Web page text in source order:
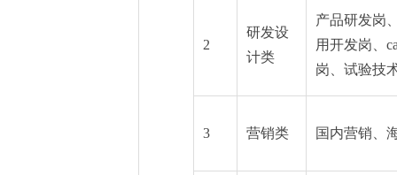
2
研发设
计类
产品研发岗
用开发岗、
岗、试验技
3 营销类 国内营销、